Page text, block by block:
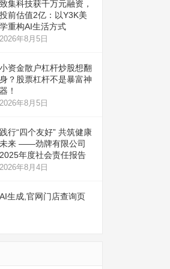
致集科技获千万元融资，
投前估值2亿：以Y3K美
学重构AI生活方式
2026年8月5日
小资金散户杠杆炒股想翻
身？股票杠杆不是暴富神
器！
2026年8月5日
践行“四个友好” 共筑健康
未来 ——劲牌有限公司
2025年度社会责任报告
2026年8月4日
生成,官网门店查询页